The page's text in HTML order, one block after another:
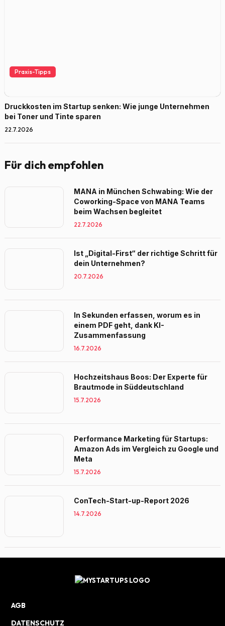
Praxis-Tipps
Druckkosten im Startup senken: Wie junge Unternehmen
bei Toner und Tinte sparen
22.7.2026
Für dich empfohlen
MANA in München Schwabing: Wie der
Coworking-Space von MANA Teams
beim Wachsen begleitet
22.7.2026
Ist „Digital-First“ der richtige Schritt für
dein Unternehmen?
20.7.2026
In Sekunden erfassen, worum es in
einem PDF geht, dank KI-
Zusammenfassung
16.7.2026
Hochzeitshaus Boos: Der Experte für
Brautmode in Süddeutschland
15.7.2026
Performance Marketing für Startups:
Amazon Ads im Vergleich zu Google und
Meta
15.7.2026
ConTech-Start-up-Report 2026
14.7.2026
AGB
DATENSCHUTZ